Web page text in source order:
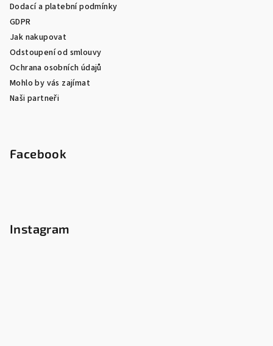
Dodací a platební podmínky
GDPR
Jak nakupovat
Odstoupení od smlouvy
Ochrana osobních údajů
Mohlo by vás zajímat
Naši partneři
Facebook
Instagram